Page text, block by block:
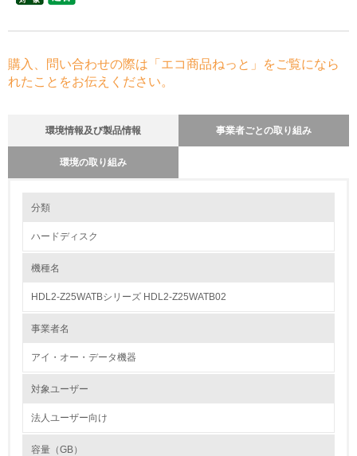
購入、問い合わせの際は「エコ商品ねっと」をご覧になら
れたことをお伝えください。
環境情報及び製品情報 事業者ごとの取り組み
環境の取り組み
1.環境取り組み体制
分類
ハードディスク
機種名
HDL2-Z25WATBシリーズ HDL2-Z25WATB02
事業者名
アイ・オー・データ機器
対象ユーザー
法人ユーザー向け
容量（GB）